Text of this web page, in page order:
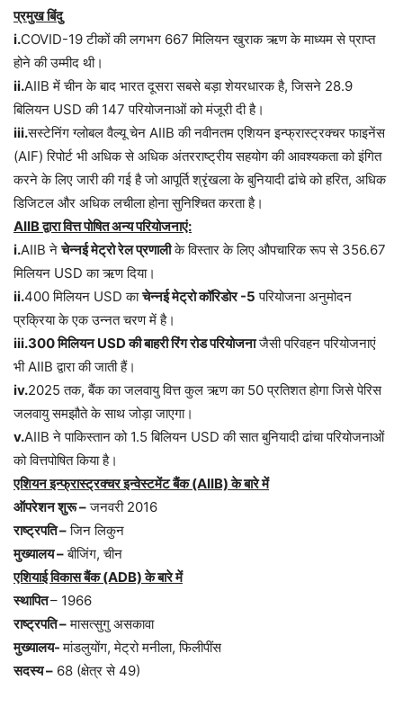
प्रमुख बिंदु
i.COVID-19 टीकों की लगभग 667 मिलियन खुराक ऋण के माध्यम से प्राप्त
होने की उम्मीद थी।
ii.AIIB में चीन के बाद भारत दूसरा सबसे बड़ा शेयरधारक है, जिसने 28.9
बिलियन USD की 147 परियोजनाओं को मंजूरी दी है।
iii.सस्टेनिंग ग्लोबल वैल्यू चेन AIIB की नवीनतम एशियन इन्फ्रास्ट्रक्चर फाइनेंस
(AIF) रिपोर्ट भी अधिक से अधिक अंतरराष्ट्रीय सहयोग की आवश्यकता को इंगित
करने के लिए जारी की गई है जो आपूर्ति श्रृंखला के बुनियादी ढांचे को हरित, अधिक
डिजिटल और अधिक लचीला होना सुनिश्चित करता है।
AIIB द्वारा वित्त पोषित अन्य परियोजनाएं:
i.AIIB नेचेन्नई मेट्रो रेल प्रणालीके विस्तार के लिए औपचारिक रूप से 356.67
मिलियन USD का ऋण दिया।
ii.400 मिलियन USD काचेन्नई मेट्रो कॉरिडोर -5 परियोजना अनुमोदन
प्रक्रिया के एक उन्नत चरण में है।
iii.300 मिलियन USD की बाहरी रिंग रोड परियोजनाजैसी परिवहन परियोजनाएं
भी AIIB द्वारा की जाती हैं।
iv.2025 तक, बैंक का जलवायु वित्त कुल ऋण का 50 प्रतिशत होगा जिसे पेरिस
जलवायु समझौते के साथ जोड़ा जाएगा।
v.AIIB ने पाकिस्तान को 1.5 बिलियन USD की सात बुनियादी ढांचा परियोजनाओं
को वित्तपोषित किया है।
एशियन इन्फ्रास्ट्रक्चर इन्वेस्टमेंट बैंक (AIIB) के बारे में
ऑपरेशन शुरू –जनवरी 2016
राष्ट्रपति –जिन लिकुन
मुख्यालय –बीजिंग, चीन
एशियाई विकास बैंक (ADB) के बारे में
स्थापित– 1966
राष्ट्रपति –मासत्सुगु असकावा
मुख्यालय-मांडलुयोंग, मेट्रो मनीला, फिलीपींस
सदस्य – 68 (क्षेत्र से 49)